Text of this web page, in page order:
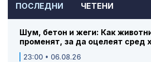
ПОСЛЕДНИ ЧЕТЕНИ
Шум, бетон и жеги: Как
променят, за да оцелеят сред
23:00 • 06.08.26